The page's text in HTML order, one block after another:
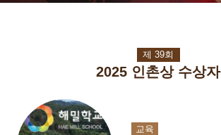
제 39회
2025 인촌상 수상자
교육